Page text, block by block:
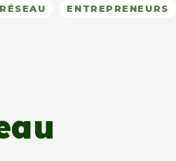
ENTREPRENEURS